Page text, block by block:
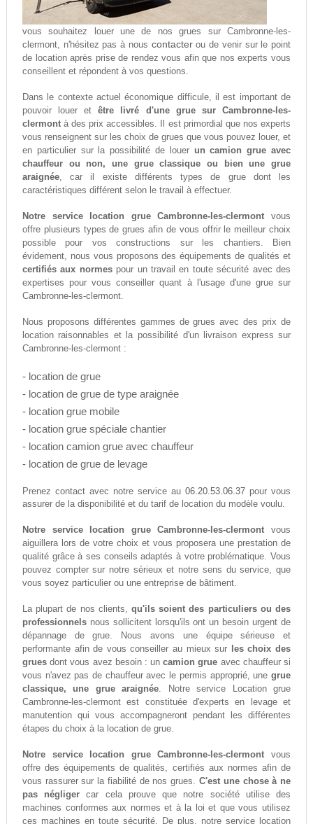
vous souhaitez louer une de nos grues sur Cambronne-les-
clermont, n'hésitez pas à nous contacterou de venir sur le point
de location après prise de rendez vous afin que nos experts vous
conseillent et répondent à vos questions.
Dans le contexte actuel économique difficule, il est important de
pouvoir louer etêtre livré d'une grue sur Cambronne-les-
clermontà des prix accessibles. Il est primordial que nos experts
vous renseignent sur les choix de grues que vous pouvez louer, et
en particulier sur la possibilité de louer un camion grue avec
chauffeur ou non, une grue classique ou bien une grue
araignée, car il existe différents types de grue dont les
caractéristiques différent selon le travail à effectuer.
Notre service location grue Cambronne-les-clermont vous
offre plusieurs types de grues afin de vous offrir le meilleur choix
possible pour vos constructions sur les chantiers. Bien
évidement, nous vous proposons des équipements de qualités et
certifiés aux normespour un travail en toute sécurité avec des
expertises pour vous conseiller quant à l'usage d'une grue sur
Cambronne-les-clermont.
Nous proposons différentes gammes de grues avec des prix de
location raisonnables et la possibilité d'un livraison express sur
Cambronne-les-clermont :
- location de grue
- location de grue de type araignée
- location grue mobile
- location grue spéciale chantier
- location camion grue avec chauffeur
- location de grue de levage
Prenez contact avec notre service au06.20.53.06.37 pour vous
assurer de la disponibilité et du tarif de location du modèle voulu.
Notre service location grue Cambronne-les-clermont vous
aiguillera lors de votre choix et vous proposera une prestation de
qualité grâce à ses conseils adaptés à votre problématique. Vous
pouvez compter sur notre sérieux et notre sens du service, que
vous soyez particulier ou une entreprise de bâtiment.
La plupart de nos clients, qu'ils soient des particuliers ou des
professionnelsnous sollicitent lorsqu'ils ont un besoin urgent de
dépannage de grue. Nous avons une équipe sérieuse et
performante afin de vous conseiller au mieux sur
les choix des
gruesdont vous avez besoin : uncamion grue avec chauffeur si
vous n'avez pas de chauffeur avec le permis approprié, unegrue
classique, une grue araignée. Notre service Location grue
Cambronne-les-clermont est constituée d'experts en levage et
manutention qui vous accompagneront pendant les différentes
étapes du choix à la location de grue.
Notre service location grue Cambronne-les-clermont vous
offre des équipements de qualités, certifiés aux normes afin de
vous rassurer sur la fiabilité de nos grues.C'est une chose à ne
pas négliger car cela prouve que notre société utilise des
machines conformes aux normes et à la loi et que vous utilisez
ces machines en toute sécurité. De plus, notre service location